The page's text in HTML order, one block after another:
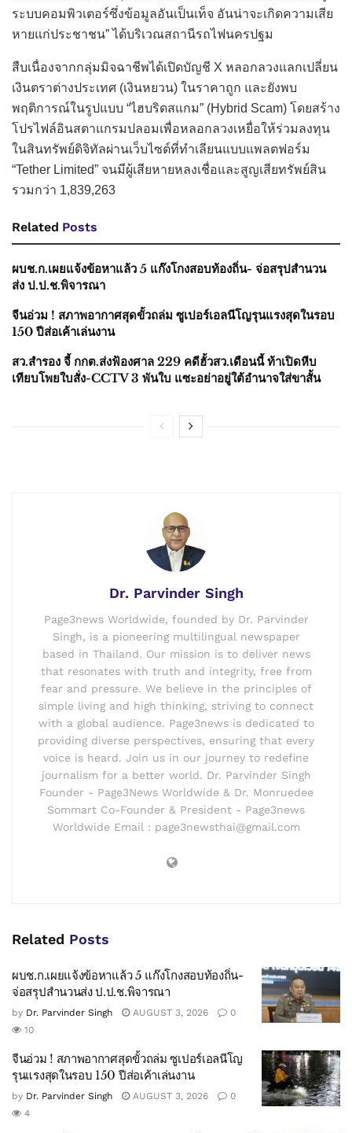
ระบบคอมพิวเตอร์ซึ่งข้อมูลอันเป็นเท็จ อันน่าจะเกิดความเสีย
หายแก่ประชาชน” ได้บริเวณสถานีรถไฟนครปฐม
สืบเนื่องจากกลุ่มมิจฉาชีพได้เปิดบัญชี X หลอกลวงแลกเปลี่ยน
เงินตราต่างประเทศ (เงินหยวน) ในราคาถูก และยังพบ
พฤติการณ์ในรูปแบบ “ไฮบริดสแกม” (Hybrid Scam) โดยสร้าง
โปรไฟล์อินสตาแกรมปลอมเพื่อหลอกลวงเหยื่อให้ร่วมลงทุน
ในสินทรัพย์ดิจิทัลผ่านเว็บไซต์ที่ทำเลียนแบบแพลตฟอร์ม
“Tether Limited” จนมีผู้เสียหายหลงเชื่อและสูญเสียทรัพย์สิน
รวมกว่า 1,839,263
Related Posts
ผบช.ก.เผยแจ้งข้อหาแล้ว 5 แก๊งโกงสอบท้องถิ่น- จ่อสรุปสำนวน
ส่ง ป.ป.ช.พิจารณา
จีนอ่วม ! สภาพอากาศสุดขั้วถล่ม ซูเปอร์เอลนีโญรุนแรงสุดในรอบ
150 ปีส่อเค้าเล่นงาน
สว.สำรอง จี้ กกต.ส่งฟ้องศาล 229 คดีฮั้วสว.เดือนนี้ ท้าเปิดหีบ
เทียบโพยใบสั่ง-CCTV 3 พันใบ แซะอย่าอยู่ใต้อำนาจใส่ขาสั้น
Dr. Parvinder Singh
Page3news Worldwide, founded by Dr. Parvinder
Singh, is a pioneering multilingual newspaper
based in Thailand. Our mission is to deliver news
that resonates with truth and integrity, free from
fear and pressure. We believe in the principles of
simple living and high thinking, striving to connect
with a global audience. Page3news is dedicated to
providing diverse perspectives, ensuring that every
voice is heard. Join us in our journey to redefine
journalism for a better world. Dr. Parvinder Singh
Founder - Page3News Worldwide & Dr. Monruedee
Sommart Co-Founder & President - Page3news
Worldwide Email : page3newsthai@gmail.com
Related Posts
ผบช.ก.เผยแจ้งข้อหาแล้ว 5 แก๊งโกงสอบท้องถิ่น-
จ่อสรุปสำนวนส่ง ป.ป.ช.พิจารณา
by Dr. Parvinder Singh AUGUST 3, 2026
0
10
จีนอ่วม ! สภาพอากาศสุดขั้วถล่ม ซูเปอร์เอลนีโญ
รุนแรงสุดในรอบ 150 ปีส่อเค้าเล่นงาน
by Dr. Parvinder Singh AUGUST 3, 2026
0
4